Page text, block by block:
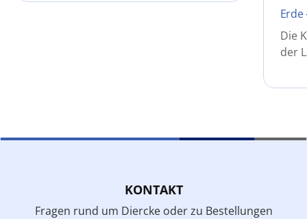
Die
der
KONTAKT
Fragen rund um Diercke oder zu Bestellungen